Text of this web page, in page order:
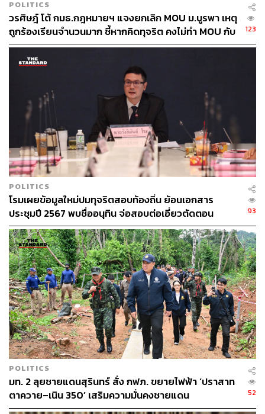
อย่างนั้นอย่างนี้ อยากให้เป็นการร่วมแรงร่วมใจกันมากกว่า
กันพ้อ มาช่วยสังคมแต่ตกเป็นเป้าของพรรคการเมือง
ต่อมา ชยพล สท้อนดี สส. กทม. พรรคประชาชน ในฐานะ
กรรมาธิการ ได้เปิดภาพหนังสือขอบคุณในความอนุเคราะห์
ที่ส่งถึงประธานมูลนิธิ กันจอมพลังช่วยสู้ และขอให้กัณฐัศว์
ชี้แจงรายละเอียด โดยกัณฐัศว์อธิบายว่า จำไม่ได้ว่าเป็น
หนังสือของกรณีใด เพราะมีหนังสือส่งมาหลายฉบับ
“คุณไอซ์ (รักชนก) บอกผมว่า การที่ผมออกไปทำแล้ว อาจจะ
ไปสร้างคะแนนความนิยมให้พรรคการเมืองใด
พรรคการเมืองหนึ่ง หรือผมออกมาช่วยสังคม พอมีคนชื่นชม
ผมก็เป็นเป้าของพรรคการเมือง วันนี้ผมก็หยุดแล้ว” กัณฐัศว์
กล่าว
อย่างไรก็ตาม ตลอดช่วงเวลาที่กัณฐัศว์ชี้แจง กรรมาธิการ
พยายามสอบถามว่า มีกี่หน่วยงานที่ส่งหนังสือมาเพื่อขอรับ
ความอนุเคราะห์ แต่กัณฐัศว์ได้ตัดบทและระบุว่า ตนเองเพิ่ง
มารู้ตอน 3.00 น. ของเมื่อวาน
“กรรมาธิการเตรียมตัวมาหลายวันแล้ว ท่านเพิ่งบอกผมไม่ถึง
วัน แล้วท่านจะให้ผมไปเตรียมของเพื่อจะมาตอบท่าน ผมว่า
ท่านต้องลองคิดดูว่า มันพอได้หรือเปล่า” กัณฐัศว์กล่าวทิ้งท้าย
ก่อนจบการชี้แจง
POLITICS
วรศิษฎ์ โต้ กมธ.กฎหมายฯ แจงยกเลิก MOU ม.บูรพา เหตุ
ถูกร้องเรียนจำนวนมาก ชี้หากคิดทุจริต คงไม่ทำ MOU กับ
5 หน่วยงาน
123
POLITICS
โรมเผยข้อมูลใหม่ปมทุจริตสอบท้องถิ่น ย้อนเอกสาร
ประชุมปี 2567 พบชื่ออนุทิน จ่อสอบต่อเอี่ยวตัดตอน
ม.บูรพา หรือไม่
93
POLITICS
มท. 2 ลุยชายแดนสุรินทร์ สั่ง กฟภ. ขยายไฟฟ้า ‘ปราสาท
ตาควาย–เนิน 350’ เสริมความมั่นคงชายแดน
52